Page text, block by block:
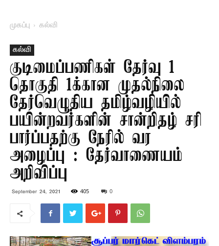
முகப்பு கல்வி
கல்வி
குடிமைப்பணிகள் தேர்வு 1
தொகுதி 1க்கான முதல்நிலை
தேர்வெழுதிய தமிழ்வழியில்
பயின்றவர்களின் சான்றிதழ் சரி
பார்ப்பதற்கு நேரில் வர
அழைப்பு : தேர்வாணையம்
அறிவிப்பு
September 24, 2021 405 0